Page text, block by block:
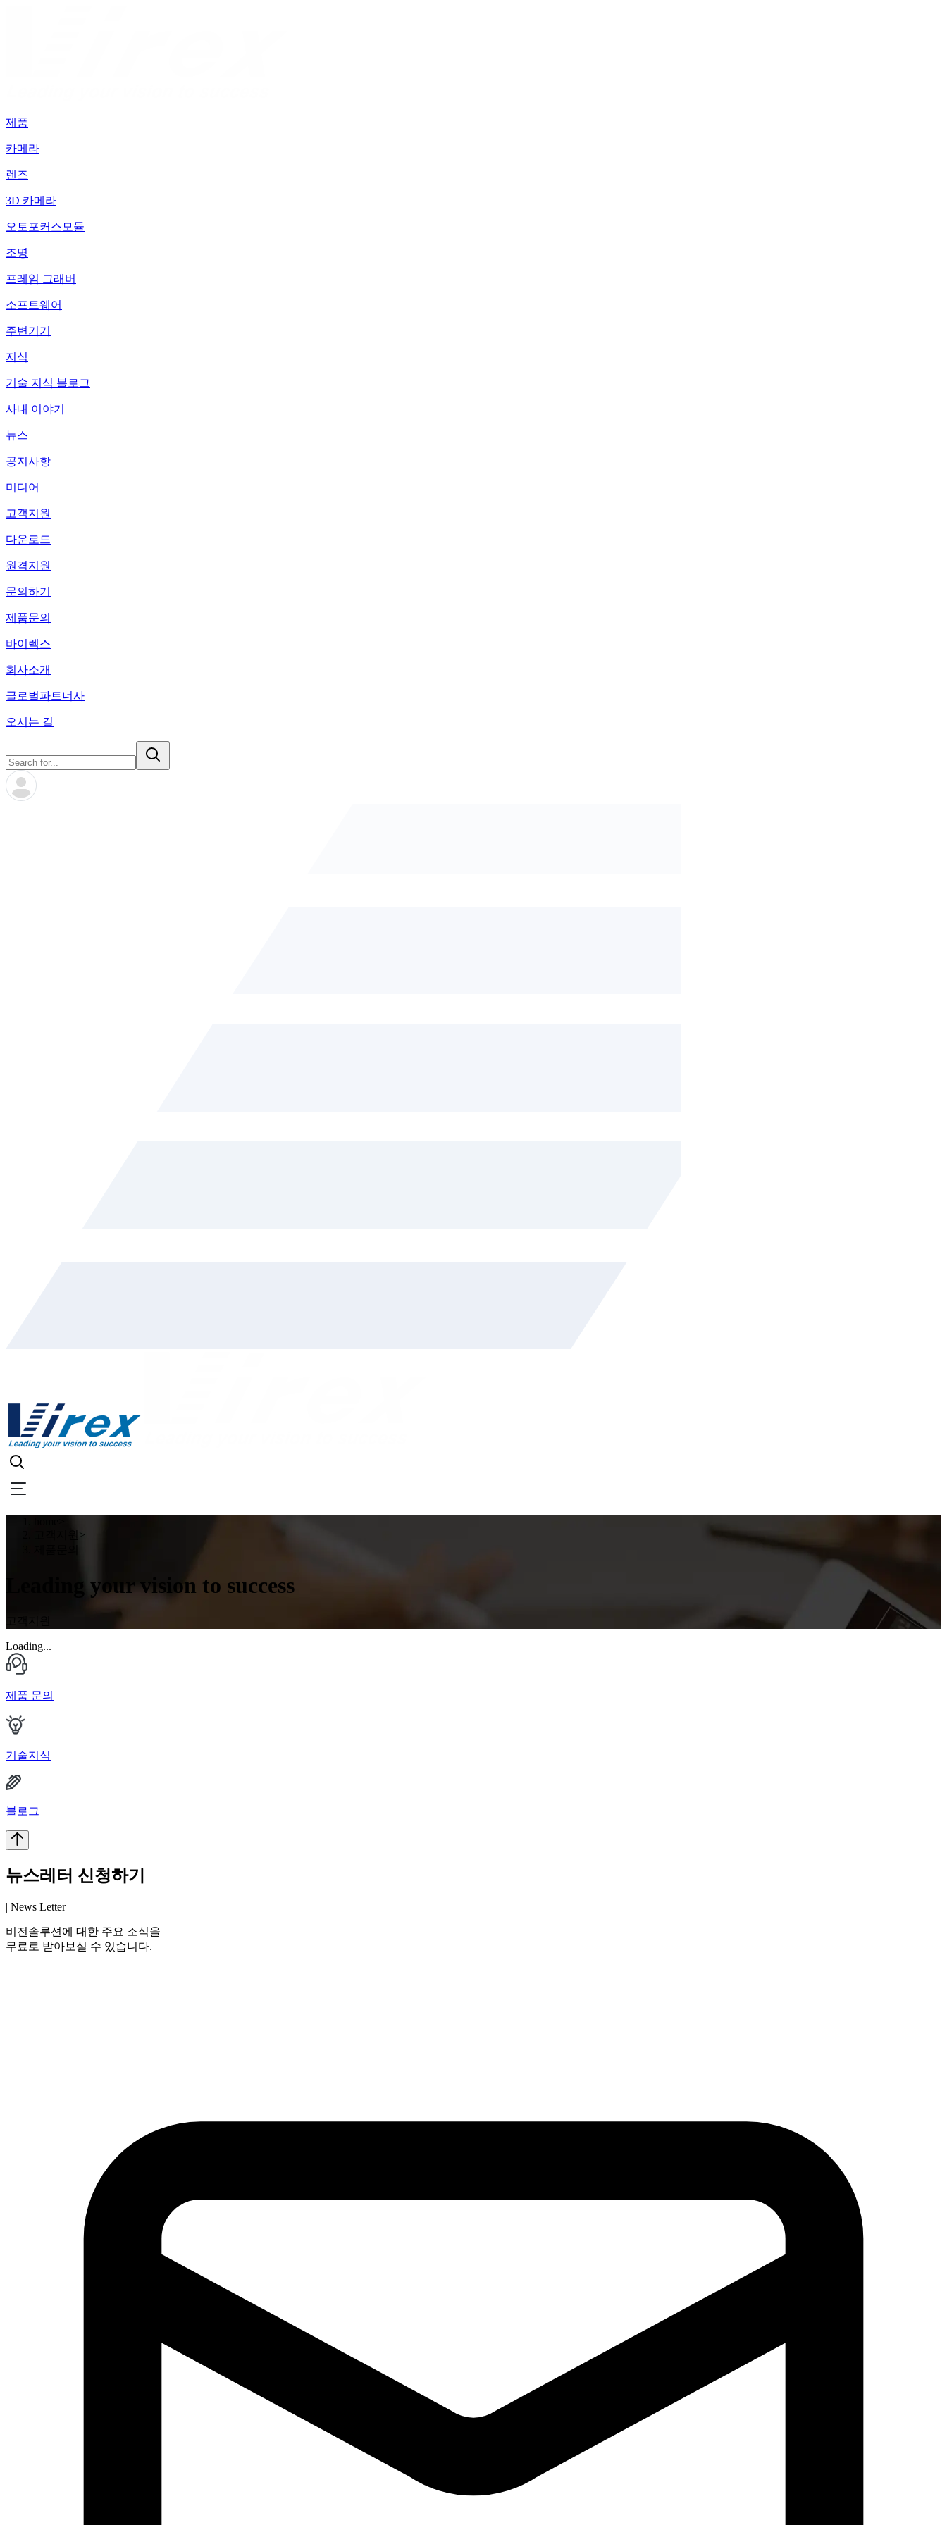
제품
카메라
렌즈
3D 카메라
오토포커스모듈
조명
프레임 그래버
소프트웨어
주변기기
지식
기술 지식 블로그
사내 이야기
뉴스
공지사항
미디어
고객지원
다운로드
원격지원
문의하기
제품문의
바이렉스
회사소개
글로벌파트너사
오시는 길
>
Leading your vision to success
Loading...
제품 문의
기술지식
블로그
뉴스레터 신청하기
| News Letter
비전솔루션에 대한 주요 소식을
무료로 받아보실 수 있습니다.